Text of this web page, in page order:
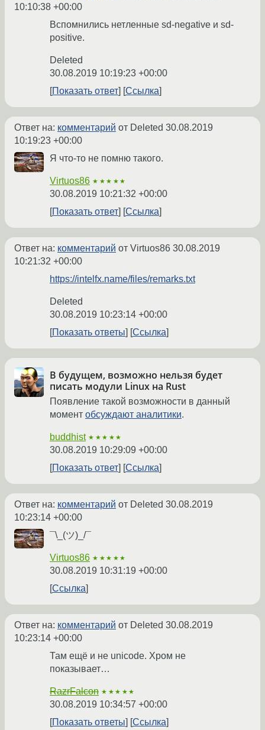
10:10:38 +00:00
Вспомнились нетленные sd-negative и sd-
positive.
Deleted
30.08.2019 10:19:23 +00:00
Показать ответ
Ссылка
Ответ на: комментарий от Deleted 30.08.2019
10:19:23 +00:00
Я что-то не помню такого.
Virtuos86 ★★★★★
30.08.2019 10:21:32 +00:00
Показать ответ
Ссылка
Ответ на: комментарий от Virtuos86 30.08.2019
10:21:32 +00:00
https://intelfx.name/files/remarks.txt
Deleted
30.08.2019 10:23:14 +00:00
Показать ответы
Ссылка
В будущем, возможно нельзя будет
писать модули Linux на Rust
Появление такой возможности в данный
момент обсуждают аналитики.
buddhist ★★★★★
30.08.2019 10:29:09 +00:00
Показать ответ
Ссылка
Ответ на: комментарий от Deleted 30.08.2019
10:23:14 +00:00
¯\_(ツ)_/¯
Virtuos86 ★★★★★
30.08.2019 10:31:19 +00:00
Ссылка
Ответ на: комментарий от Deleted 30.08.2019
10:23:14 +00:00
Там ещё и не unicode. Хром не
показывает…
RazrFalcon ★★★★★
30.08.2019 10:34:57 +00:00
Показать ответы
Ссылка